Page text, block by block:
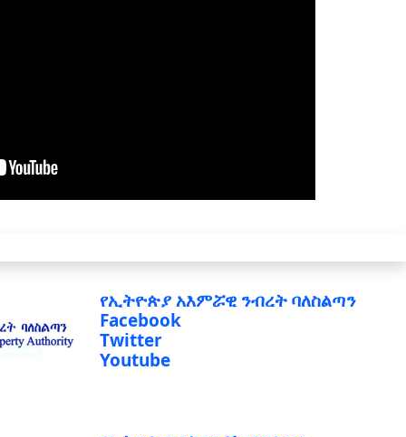
የኢትዮጵያ አእምሯዊ ንብረት ባለስልጣን
Facebook
Twitter
Youtube